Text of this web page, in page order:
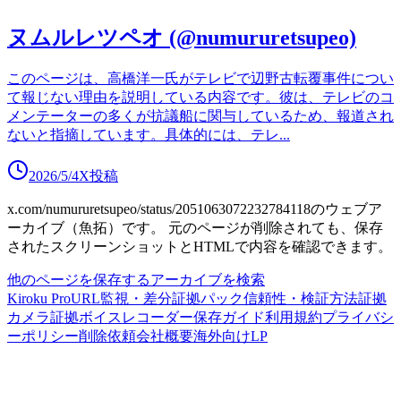
ヌムルレツペオ (@numururetsupeo)
このページは、高橋洋一氏がテレビで辺野古転覆事件につい
て報じない理由を説明している内容です。彼は、テレビのコ
メンテーターの多くが抗議船に関与しているため、報道され
ないと指摘しています。具体的には、テレ...
2026/5/4X投稿
x.com/numururetsupeo/status/2051063072232784118のウェブア
ーカイブ（魚拓）です。
元のページが削除されても、保存
されたスクリーンショットとHTMLで内容を確認できます。
他のページを保存するアーカイブを検索
Kiroku ProURL監視・差分証拠パック信頼性・検証方法証拠
カメラ証拠ボイスレコーダー保存ガイド利用規約プライバシ
ーポリシー削除依頼会社概要海外向けLP